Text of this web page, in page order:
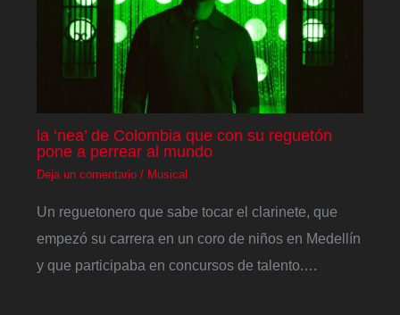
la ‘nea’ de Colombia que con su reguetón
pone a perrear al mundo
Deja un comentario / Musical
Un reguetonero que sabe tocar el clarinete, que
empezó su carrera en un coro de niños en Medellín
y que participaba en concursos de talento.…